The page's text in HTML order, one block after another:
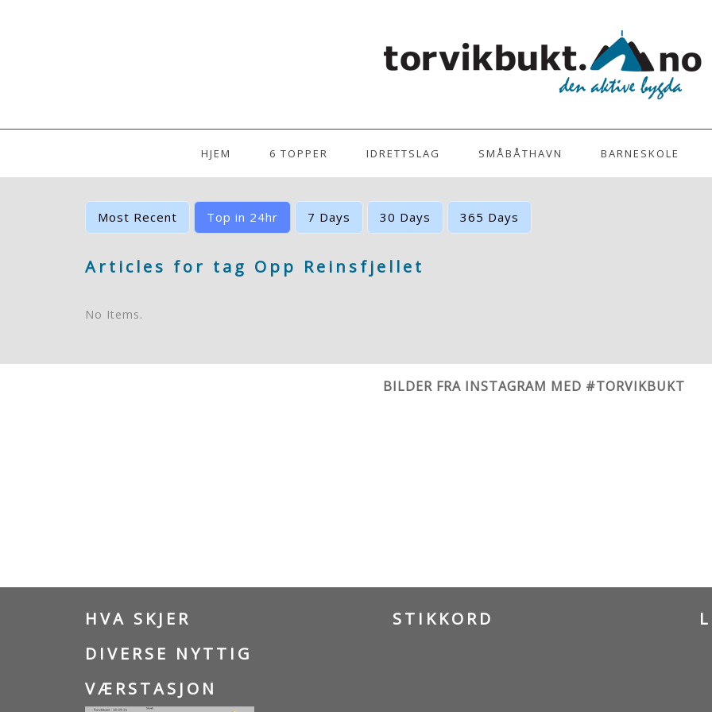
HJEM 6 TOPPER IDRETTSLAG SMÅBÅTHAVN BARNESKOLE
Most Recent Top in 24hr 7 Days 30 Days 365 Days
Articles for tag Opp Reinsfjellet
No Items.
BILDER FRA INSTAGRAM MED #TORVIKBUKT
HVA SKJER
DIVERSE NYTTIG
VÆRSTASJON
STIKKORD